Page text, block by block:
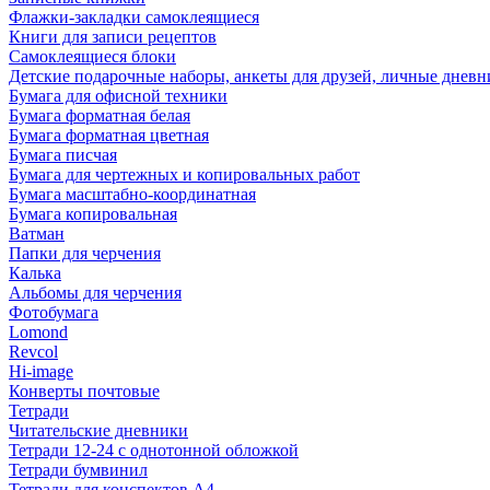
Флажки-закладки самоклеящиеся
Книги для записи рецептов
Самоклеящиеся блоки
Детские подарочные наборы, анкеты для друзей, личные
Бумага для офисной техники
Бумага форматная белая
Бумага форматная цветная
Бумага писчая
Бумага для чертежных и копировальных работ
Бумага масштабно-координатная
Бумага копировальная
Ватман
Папки для черчения
Калька
Альбомы для черчения
Фотобумага
Lomond
Revcol
Hi-image
Конверты почтовые
Тетради
Читательские дневники
Тетради 12-24 с однотонной обложкой
Тетради бумвинил